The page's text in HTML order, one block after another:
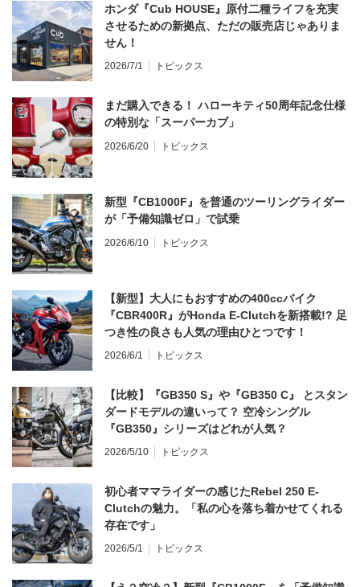
ホンダ『Cub HOUSE』原付二種ライフを充実
させるための新拠点、ただの販売店じゃありま
せん！
2026/7/1 トピックス
まだ購入できる！ ハローキティ50周年記念仕様
の特別な「スーパーカブ」
2026/6/20 トピックス
新型『CB1000F』を普通のツーリングライダー
が「予備知識ゼロ」で試乗
2026/6/10 トピックス
【新型】大人にもおすすめの400ccバイク
『CBR400R』がHonda E-Clutchを新搭載!? 足
つき性の良さも人気の理由ひとつです！
2026/6/1 トピックス
【比較】『GB350 S』や『GB350 C』 とスタン
ダードモデルの違いって？ 空冷シングル
『GB350』シリーズはどれが人気？
2026/5/10 トピックス
初心者ママライダーの感じたRebel 250 E-
Clutchの魅力。「私の心を落ち着かせてくれる
存在です」
2026/5/1 トピックス